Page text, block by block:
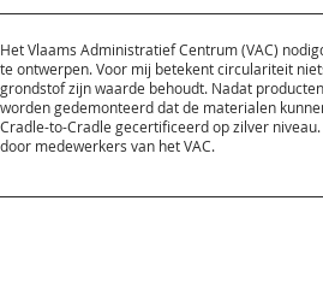
Het Vlaams Administratief Centrum (VAC)
te ontwerpen. Voor mij betekent circulariteit
grondstof zijn waarde behoudt. Nadat
worden gedemonteerd dat de materialen
Cradle-to-Cradle gecertificeerd op zilver
door medewerkers van het VAC.